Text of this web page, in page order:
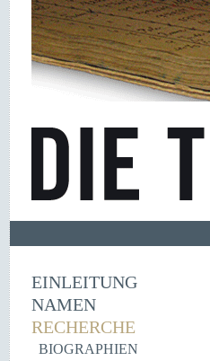
EINLEITUNG
NAMEN
RECHERCHE
BIOGRAPHIEN